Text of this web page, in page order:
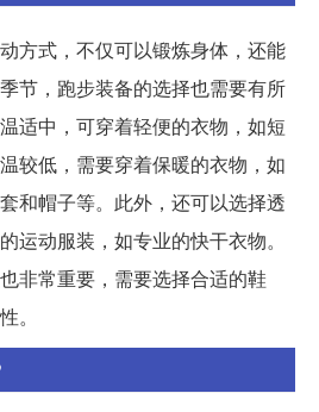
方式，不仅可以锻炼身体，还能
节，跑步装备的选择也需要有所
适中，可穿着轻便的衣物，如短
较低，需要穿着保暖的衣物，如
和帽子等。此外，还可以选择透
运动服装，如专业的快干衣物。
非常重要，需要选择合适的鞋
。